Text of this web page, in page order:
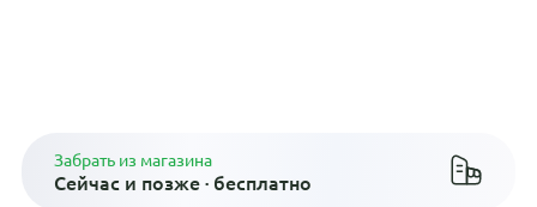
Забрать из магазина
Сейчас и позже · бесплатно